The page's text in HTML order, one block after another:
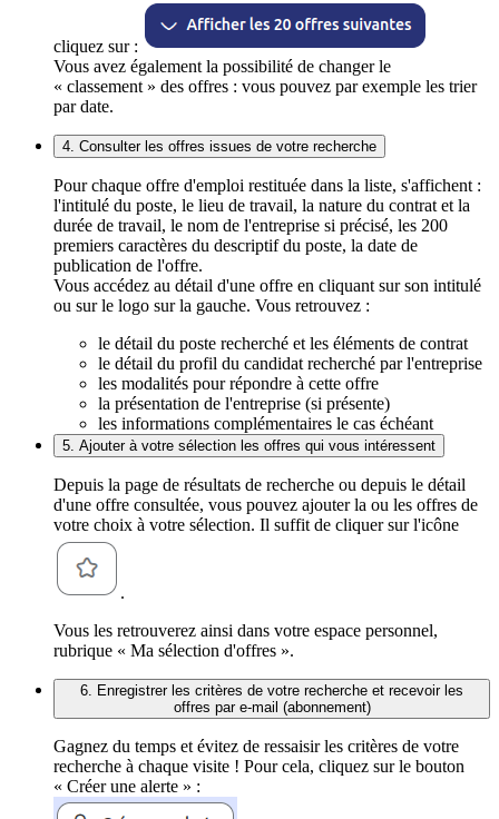
cliquez sur :
Vous avez également la possibilité de changer le
« classement » des offres : vous pouvez par exemple les trier
par date.
4. Consulter les offres issues de votre recherche
Pour chaque offre d'emploi restituée dans la liste, s'affichent :
l'intitulé du poste, le lieu de travail, la nature du contrat et la
durée de travail, le nom de l'entreprise si précisé, les 200
premiers caractères du descriptif du poste, la date de
publication de l'offre.
Vous accédez au détail d'une offre en cliquant sur son intitulé
ou sur le logo sur la gauche. Vous retrouvez :
le détail du poste recherché et les éléments de contrat
le détail du profil du candidat recherché par l'entreprise
les modalités pour répondre à cette offre
la présentation de l'entreprise (si présente)
les informations complémentaires le cas échéant
5. Ajouter à votre sélection les offres qui vous intéressent
Depuis la page de résultats de recherche ou depuis le détail
d'une offre consultée, vous pouvez ajouter la ou les offres de
votre choix à votre sélection. Il suffit de cliquer sur l'icône
.
Vous les retrouverez ainsi dans votre espace personnel,
rubrique « Ma sélection d'offres ».
6. Enregistrer les critères de votre recherche et recevoir les
offres par e-mail (abonnement)
Gagnez du temps et évitez de ressaisir les critères de votre
recherche à chaque visite ! Pour cela, cliquez sur le bouton
« Créer une alerte » :